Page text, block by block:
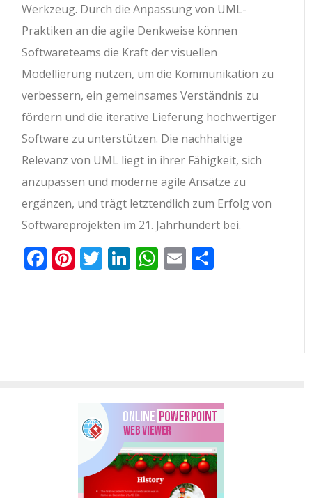
Werkzeug. Durch die Anpassung von UML-
Praktiken an die agile Denkweise können
Softwareteams die Kraft der visuellen
Modellierung nutzen, um die Kommunikation zu
verbessern, ein gemeinsames Verständnis zu
fördern und die iterative Lieferung hochwertiger
Software zu unterstützen. Die nachhaltige
Relevanz von UML liegt in ihrer Fähigkeit, sich
anzupassen und moderne agile Ansätze zu
ergänzen, und trägt letztendlich zum Erfolg von
Softwareprojekten im 21. Jahrhundert bei.
Facebook
Pinterest
Twitter
LinkedIn
WhatsApp
Email